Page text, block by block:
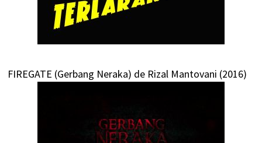
FIREGATE (Gerbang Neraka) de Rizal Mantovani (2016)